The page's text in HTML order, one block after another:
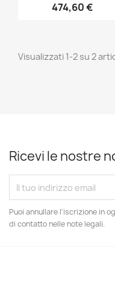
474,60 €
Visualizzati 1-2 su 2
Ricevi le nostre
Puoi annullare l'iscrizione in
di contatto nelle note legali.